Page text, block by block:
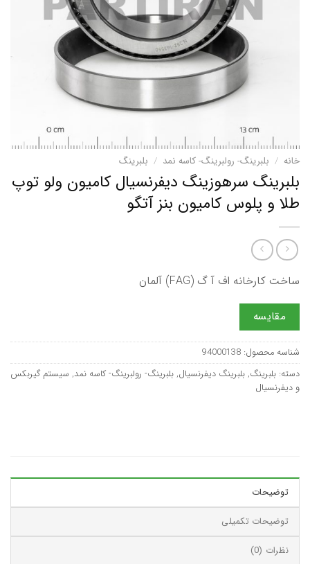
خانه / بلبرینگ- رولبرینگ- کاسه نمد / بلبرینگ
بلبرینگ سرهوزینگ دیفرنسیال کامیون ولو توپ
طلا و پلوس کامیون بنز آتگو
ساخت کارخانه اف آ گ (FAG) آلمان
مقایسه
شناسه محصول: 94000138
دسته: بلبرینگ, بلبرینگ دیفرنسیال, بلبرینگ- رولبرینگ- کاسه نمد, سیستم گیربکس
و دیفرنسیال
توضیحات
توضیحات تکمیلی
نظرات (0)